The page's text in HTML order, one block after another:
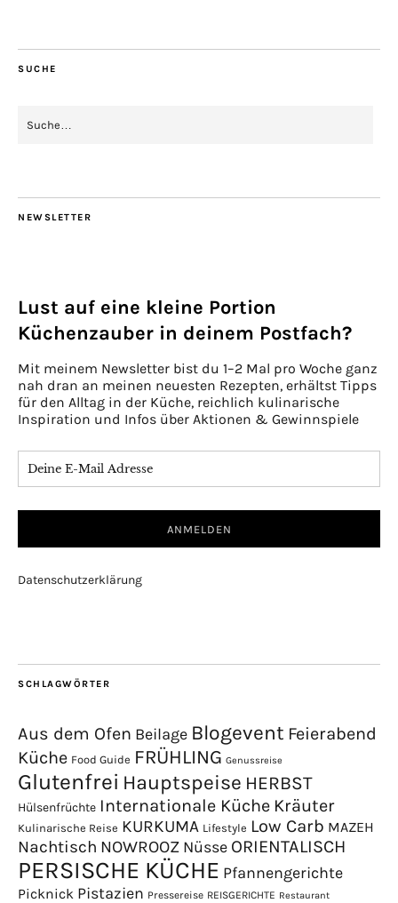
SUCHE
NEWSLETTER
Lust auf eine kleine Portion
Küchenzauber in deinem Postfach?
Mit meinem Newsletter bist du 1–2 Mal pro Woche ganz
nah dran an meinen neuesten Rezepten, erhältst Tipps
für den Alltag in der Küche, reichlich kulinarische
Inspiration und Infos über Aktionen & Gewinnspiele
Datenschutzerklärung
SCHLAGWÖRTER
Aus dem Ofen Beilage Blogevent Feierabend
Küche Food Guide FRÜHLING Genussreise
Glutenfrei Hauptspeise HERBST
Hülsenfrüchte Internationale Küche Kräuter
Kulinarische Reise KURKUMA Lifestyle Low Carb MAZEH
Nachtisch NOWROOZ Nüsse ORIENTALISCH
PERSISCHE KÜCHE Pfannengerichte
Picknick Pistazien Pressereise REISGERICHTE Restaurant